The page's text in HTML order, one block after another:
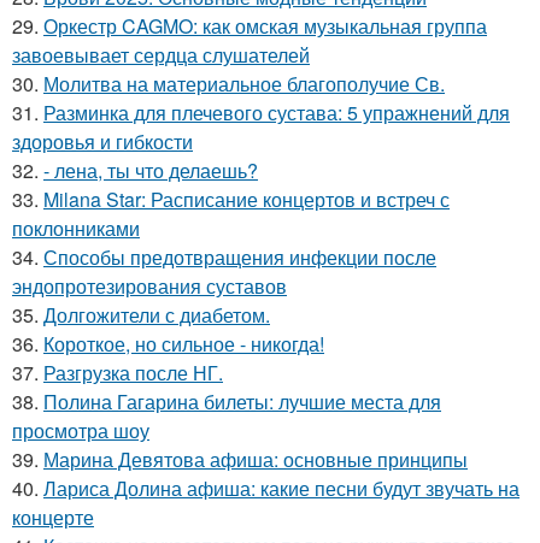
29. Оркестр CAGMO: как омская музыкальная группа
завоевывает сердца слушателей
30. Молитва на материальное благополучие Св.
31. Разминка для плечевого сустава: 5 упражнений для
здоровья и гибкости
32. - лена, ты что делаешь?
33. Milana Star: Расписание концертов и встреч с
поклонниками
34. Способы предотвращения инфекции после
эндопротезирования суставов
35. Долгожители с диабетом.
36. Короткое, но сильное - никогда!
37. Разгрузка после НГ.
38. Полина Гагарина билеты: лучшие места для
просмотра шоу
39. Марина Девятова афиша: основные принципы
40. Лариса Долина афиша: какие песни будут звучать на
концерте